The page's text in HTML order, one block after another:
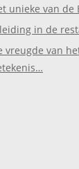
unieke van
in de
vreugde van